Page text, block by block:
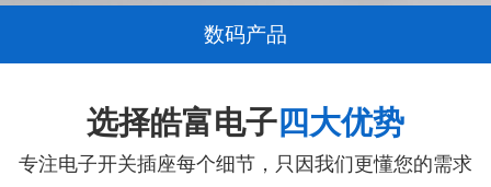
数码产品
选择皓富电子四大优势
专注电子开关插座每个细节，只因我们更懂您的需求